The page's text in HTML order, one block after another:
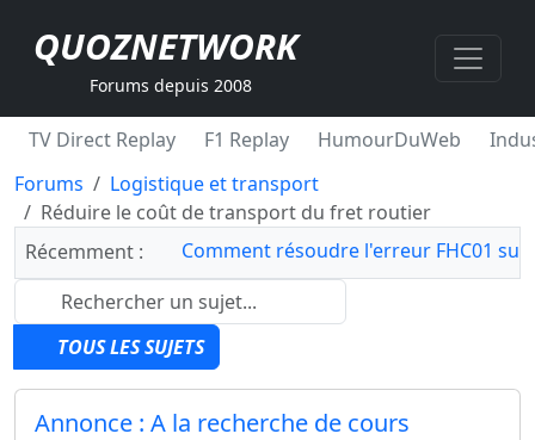
QUOZNETWORK
Forums depuis 2008
TV Direct Replay F1 Replay HumourDuWeb
Forums
Logistique et transport
Réduire le coût de transport du fret routier
Récemment :
Comment résoudre l'erreur FHC01 sur
TOUS LES SUJETS
Annonce : A la recherche de cours